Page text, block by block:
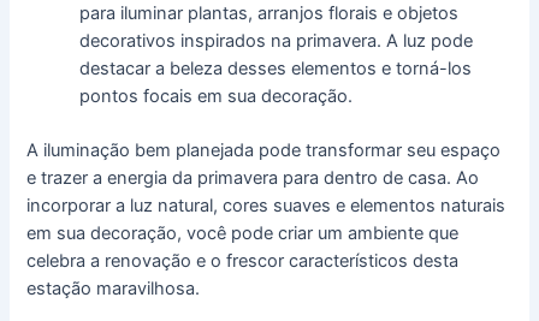
para iluminar plantas, arranjos florais e objetos
decorativos inspirados na primavera. A luz pode
destacar a beleza desses elementos e torná-los
pontos focais em sua decoração.
A iluminação bem planejada pode transformar seu espaço
e trazer a energia da primavera para dentro de casa. Ao
incorporar a luz natural, cores suaves e elementos naturais
em sua decoração, você pode criar um ambiente que
celebra a renovação e o frescor característicos desta
estação maravilhosa.